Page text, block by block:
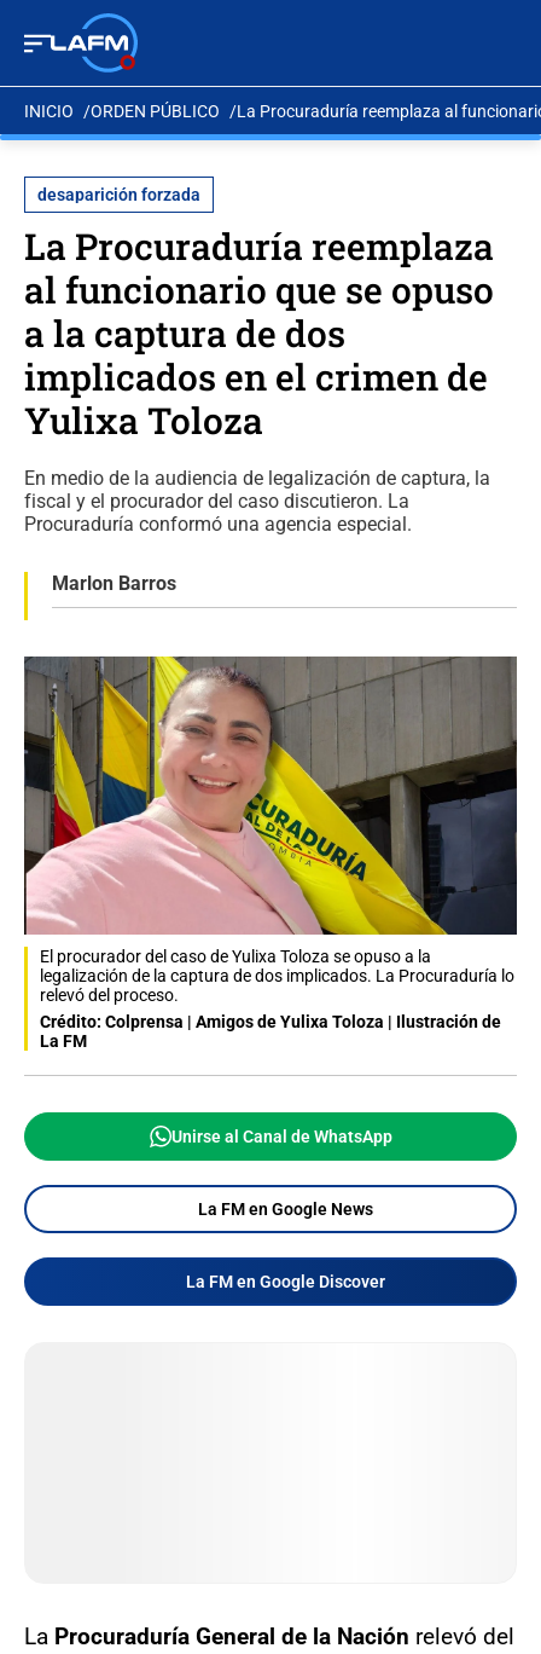
INICIO ORDEN PÚBLICO La Procuraduría reemplaza al
desaparición forzada
La Procuraduría reemplaza
al funcionario que se opuso
a la captura de dos
implicados en el crimen de
Yulixa Toloza
En medio de la audiencia de legalización de captura, la
fiscal y el procurador del caso discutieron. La
Procuraduría conformó una agencia especial.
Marlon Barros
El procurador del caso de Yulixa Toloza se opuso a la
legalización de la captura de dos implicados. La Procuraduría lo
relevó del proceso.
Crédito: Colprensa | Amigos de Yulixa Toloza | Ilustración de
La FM
Unirse al Canal de WhatsApp
La FM en Google News
La FM en Google Discover
La Procuraduría General de la Nación relevó del